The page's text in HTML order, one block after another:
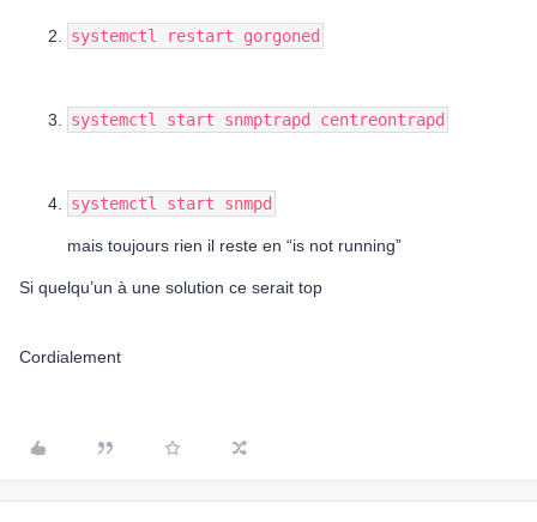
systemctl restart gorgoned
systemctl start snmptrapd centreontrapd
systemctl start snmpd
mais toujours rien il reste en “is not running”
Si quelqu’un à une solution ce serait top
Cordialement